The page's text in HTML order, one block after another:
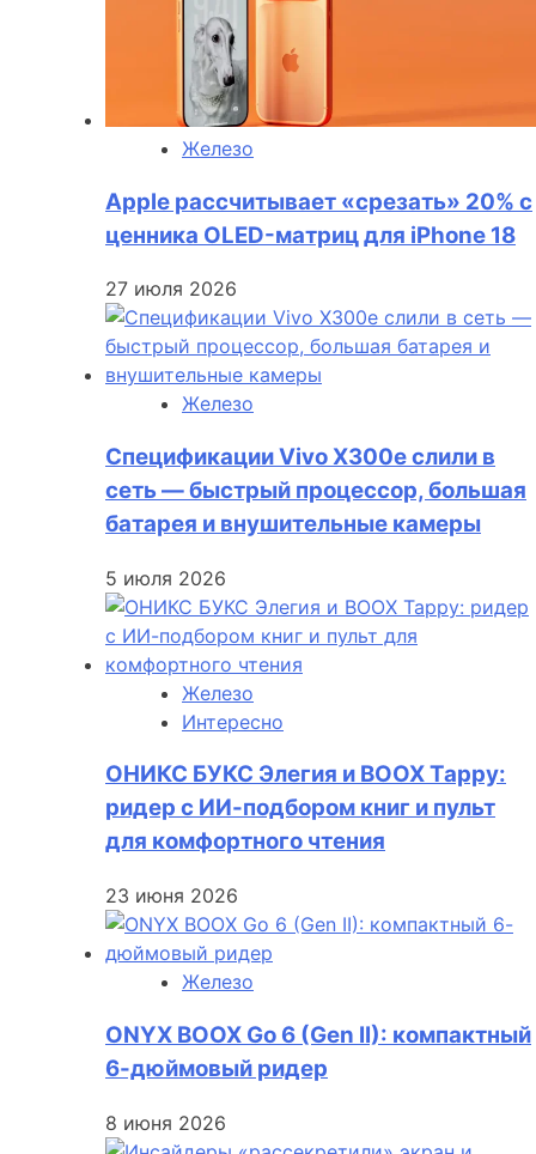
Железо
Apple рассчитывает «срезать» 20% с
ценника OLED-матриц для iPhone 18
27 июля 2026
Железо
Спецификации Vivo X300e слили в
сеть — быстрый процессор, большая
батарея и внушительные камеры
5 июля 2026
Железо
Интересно
ОНИКС БУКС Элегия и BOOX Tappy:
ридер с ИИ-подбором книг и пульт
для комфортного чтения
23 июня 2026
Железо
ONYX BOOX Go 6 (Gen II): компактный
6-дюймовый ридер
8 июня 2026